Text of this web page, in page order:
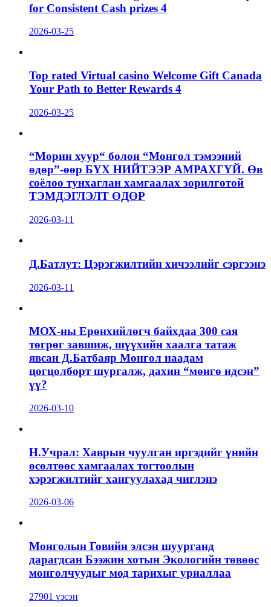
for Consistent Cash prizes 4
2026-03-25
Top rated Virtual casino Welcome Gift Canada
Your Path to Better Rewards 4
2026-03-25
“Морин хуур“ болон “Монгол тэмээний
өдөр”-өөр БҮХ НИЙТЭЭР АМРАХГҮЙ. Өв
соёлоо тунхаглан хамгаалах зорилготой
ТЭМДЭГЛЭЛТ ӨДӨР
2026-03-11
Д.Батлут: Цэрэгжилтийн хичээлийг сэргээнэ
2026-03-11
МОХ-ны Ерөнхийлөгч байхдаа 300 сая
төгрөг завшиж, шүүхийн хаалга татаж
явсан Д.Батбаяр Монгол наадам
цогцолборт шургалж, дахин “мөнгө идсэн”
үү?
2026-03-10
Н.Учрал: Хаврын чуулган иргэдийг үнийн
өсөлтөөс хамгаалах тогтоолын
хэрэгжилтийг хангуулахад чиглэнэ
2026-03-06
Монголын Говийн элсэн шуурганд
дарагдсан Бээжин хотын Экологийн төвөөс
монголчуудыг мод тарихыг уриаллаа
27901 үзсэн